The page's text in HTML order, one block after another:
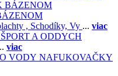
, Schodíky, Vy ... viac
ŠPORT A ODDYCH
viac
NAFUKOVAČKY